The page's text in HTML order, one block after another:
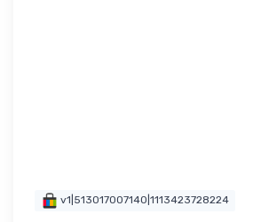
v1|513017007140|1113423728224